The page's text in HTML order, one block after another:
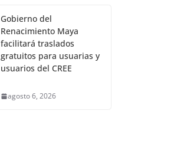
Gobierno del
Renacimiento Maya
facilitará traslados
gratuitos para usuarias y
usuarios del CREE
agosto 6, 2026